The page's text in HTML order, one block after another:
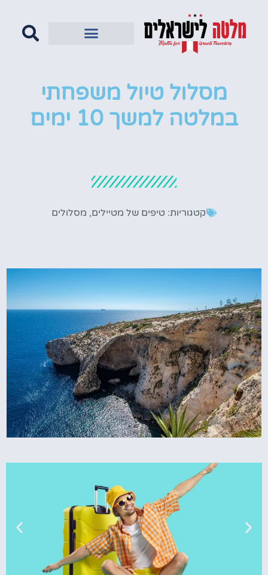
מסלול טיול משפחתי
במלטה למשך 10 ימים
קטגוריות: טיפים של מטיילים, מסלולים